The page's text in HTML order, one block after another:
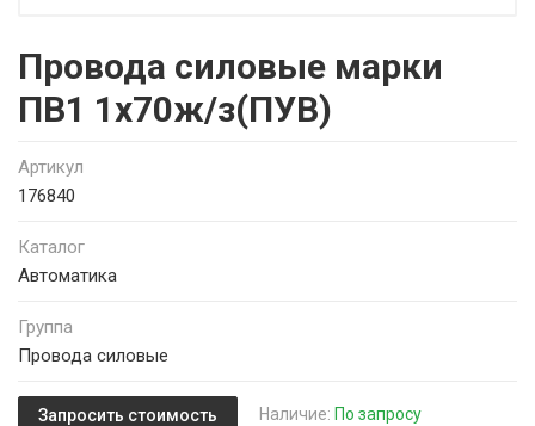
Провода силовые марки
ПВ1 1х70ж/з(ПУВ)
Артикул
176840
Каталог
Автоматика
Группа
Провода силовые
Запросить стоимость Наличие: По запросу